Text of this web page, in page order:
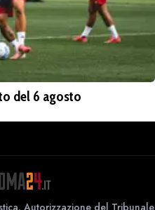
del 6 agosto
Autorizzazione del Tribunale